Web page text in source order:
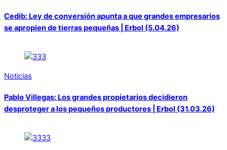
Cedib: Ley de conversión apunta a que grandes empresarios
se apropien de tierras pequeñas | Erbol (5.04.26)
Noticias
Pablo Villegas: Los grandes propietarios decidieron
desproteger a los pequeños productores | Erbol (31.03.26)